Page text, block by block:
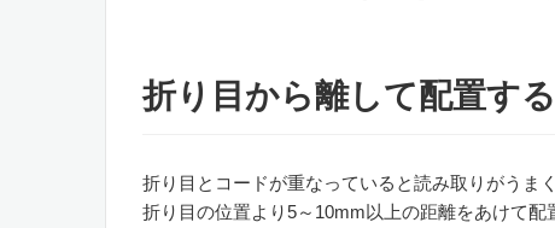
折り目から離して配置す
折り目とコードが重なっていると読み取りがうま
折り目の位置より5～10mm以上の距離をあけて配